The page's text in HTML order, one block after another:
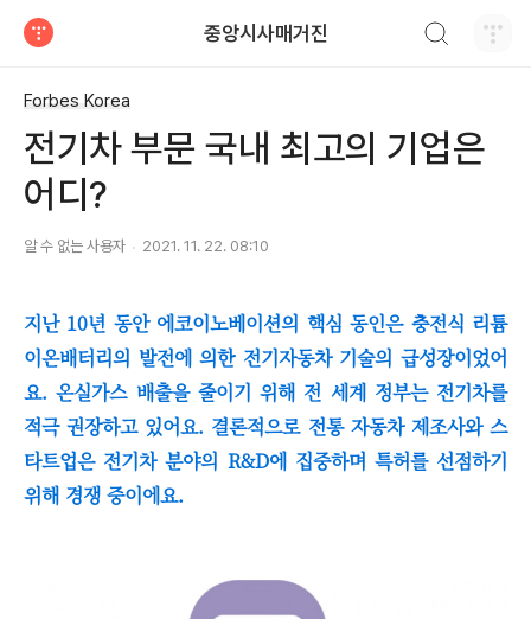
중앙시사매거진
Forbes Korea
전기차 부문 국내 최고의 기업은
어디?
알 수 없는 사용자 2021. 11. 22. 08:10
지난 10년 동안 에코이노베이션의 핵심 동인은 충전식 리튬
이온배터리의 발전에 의한 전기자동차 기술의 급성장이었어
요. 온실가스 배출을 줄이기 위해 전 세계 정부는 전기차를
적극 권장하고 있어요. 결론적으로 전통 자동차 제조사와 스
타트업은 전기차 분야의 R&D에 집중하며 특허를 선점하기
위해 경쟁 중이에요.